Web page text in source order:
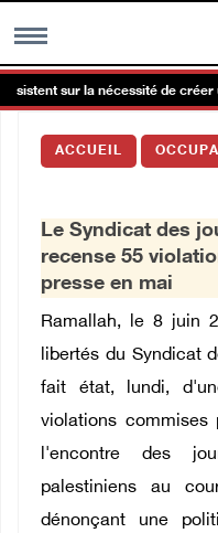
MENU
Galerie d’images
Centre palestinien
العربية
English
sur la nécessité de créer
ACCUEIL
Le Syndicat des
recense 55
presse en mai
Ramallah, le 8 juin
libertés du Syndicat
fait état, lundi,
violations
l'encontre des
palestiniens au
dénonçant une